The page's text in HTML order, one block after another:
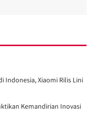
Indonesia, Xiaomi Rilis Lini
Kemandirian Inovasi